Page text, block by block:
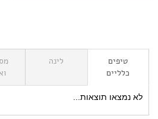
טיפים
כלליים
לינה
לא נמצאו תוצאות...